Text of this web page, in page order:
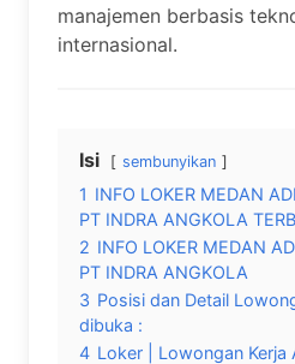
manajemen berbasis
internasional.
Isi sembunyikan
1 INFO LOKER MEDAN
PT INDRA ANGKOLA
2 INFO LOKER MEDAN
PT INDRA ANGKOLA
3 Posisi dan Detail
dibuka :
4 Loker | Lowongan Kerja